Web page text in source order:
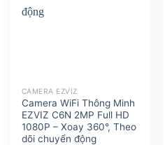
CAMERA EZVIZ
Camera WiFi Thông Minh
EZVIZ C6N 2MP Full HD
1080P – Xoay 360°, Theo
dõi chuyển động